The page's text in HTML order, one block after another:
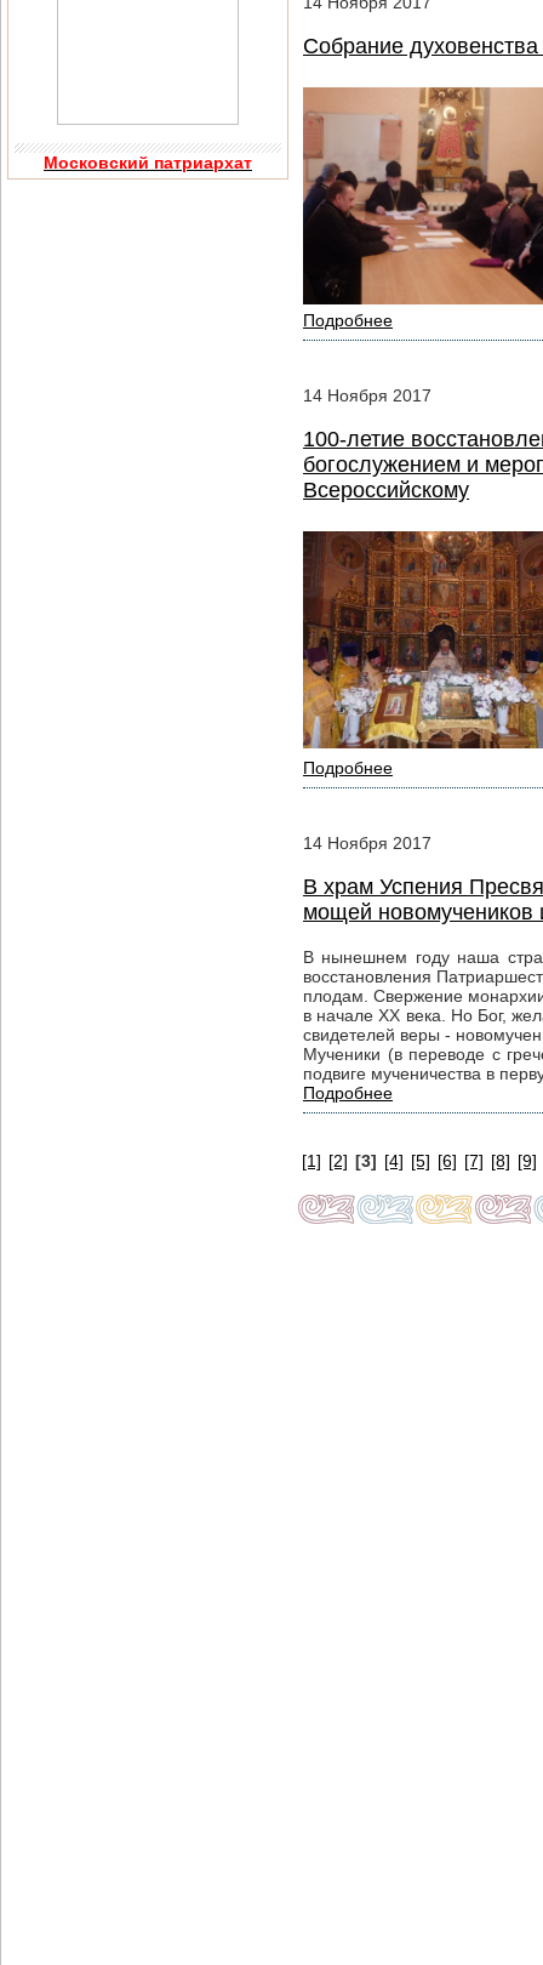
Московский патриархат
Cобрание
Подробнее
14 Ноября 2017
100-летие
богослужением и
Всероссийскому
Подробнее
14 Ноября 2017
В храм Успения
мощей новомучеников
В нынешнем году наша
восстановления
плодам. Свержение
в начале XX века. Но Бог,
свидетелей веры -
Мученики (в переводе с
подвиге мученичества в
Подробнее
[1] [2] [3] [4] [5] [6] [7] [8] [9]